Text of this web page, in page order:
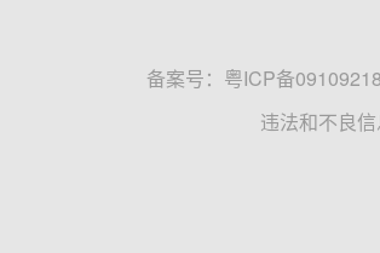
备案号： 粤ICP备
违法和不良